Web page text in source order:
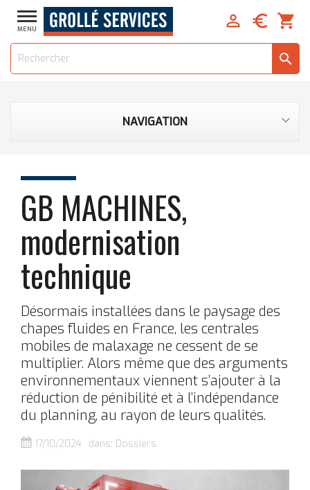
 shopping_cart

MENU
search
NAVIGATION
GB MACHINES,
modernisation
technique
Désormais installées dans le paysage des
chapes fluides en France, les centrales
mobiles de malaxage ne cessent de se
multiplier. Alors même que des arguments
environnementaux viennent s’ajouter à la
réduction de pénibilité et à l’indépendance
du planning, au rayon de leurs qualités.
17/10/2024 dans: Dossiers